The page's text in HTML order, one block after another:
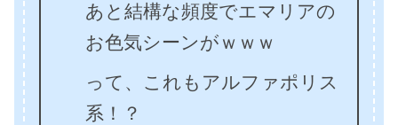
あと結構な頻度でエマリアの
お色気シーンがｗｗｗ
って、これもアルファポリス
系！？